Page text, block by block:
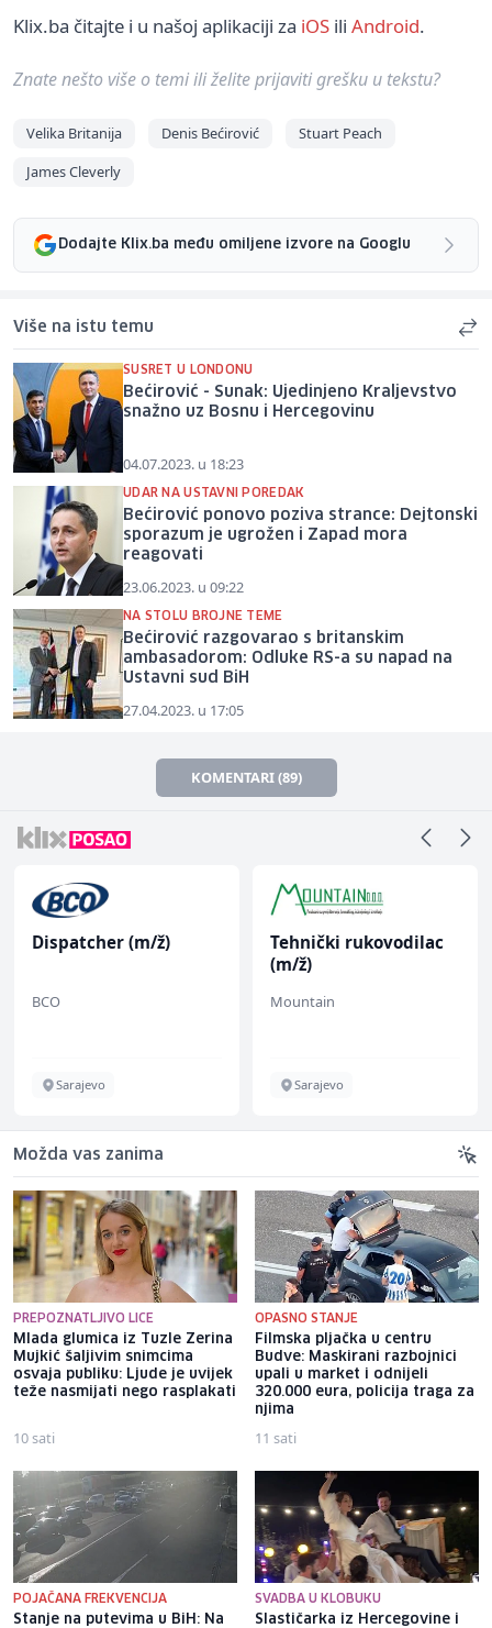
Klix.ba čitajte i u našoj aplikaciji za iOS ili Android.
Znate nešto više o temi ili želite prijaviti grešku u tekstu?
Velika Britanija Denis Bećirović
Stuart Peach
James Cleverly
Dodajte Klix.ba među omiljene izvore na Googlu
Više na istu temu
SUSRET U LONDONU
Bećirović - Sunak: Ujedinjeno Kraljevstvo
snažno uz Bosnu i Hercegovinu
04.07.2023. u 18:23
UDAR NA USTAVNI POREDAK
Bećirović ponovo poziva strance: Dejtonski
sporazum je ugrožen i Zapad mora
reagovati
23.06.2023. u 09:22
NA STOLU BROJNE TEME
Bećirović razgovarao s britanskim
ambasadorom: Odluke RS-a su napad na
Ustavni sud BiH
27.04.2023. u 17:05
KOMENTARI (89)
Dispatcher (m/ž)
BCO
Sarajevo
Tehnički rukovodilac
(m/ž)
Mountain
Sarajevo
Možda vas zanima
PREPOZNATLJIVO LICE
Mlada glumica iz Tuzle Zerina
Mujkić šaljivim snimcima
osvaja publiku: Ljude je uvijek
teže nasmijati nego rasplakati
10 sati
OPASNO STANJE
Filmska pljačka u centru
Budve: Maskirani razbojnici
upali u market i odnijeli
320.000 eura, policija traga za
njima
11 sati
POJAČANA FREKVENCIJA
Stanje na putevima u BiH: Na
SVADBA U KLOBUKU
Slastičarka iz Hercegovine i